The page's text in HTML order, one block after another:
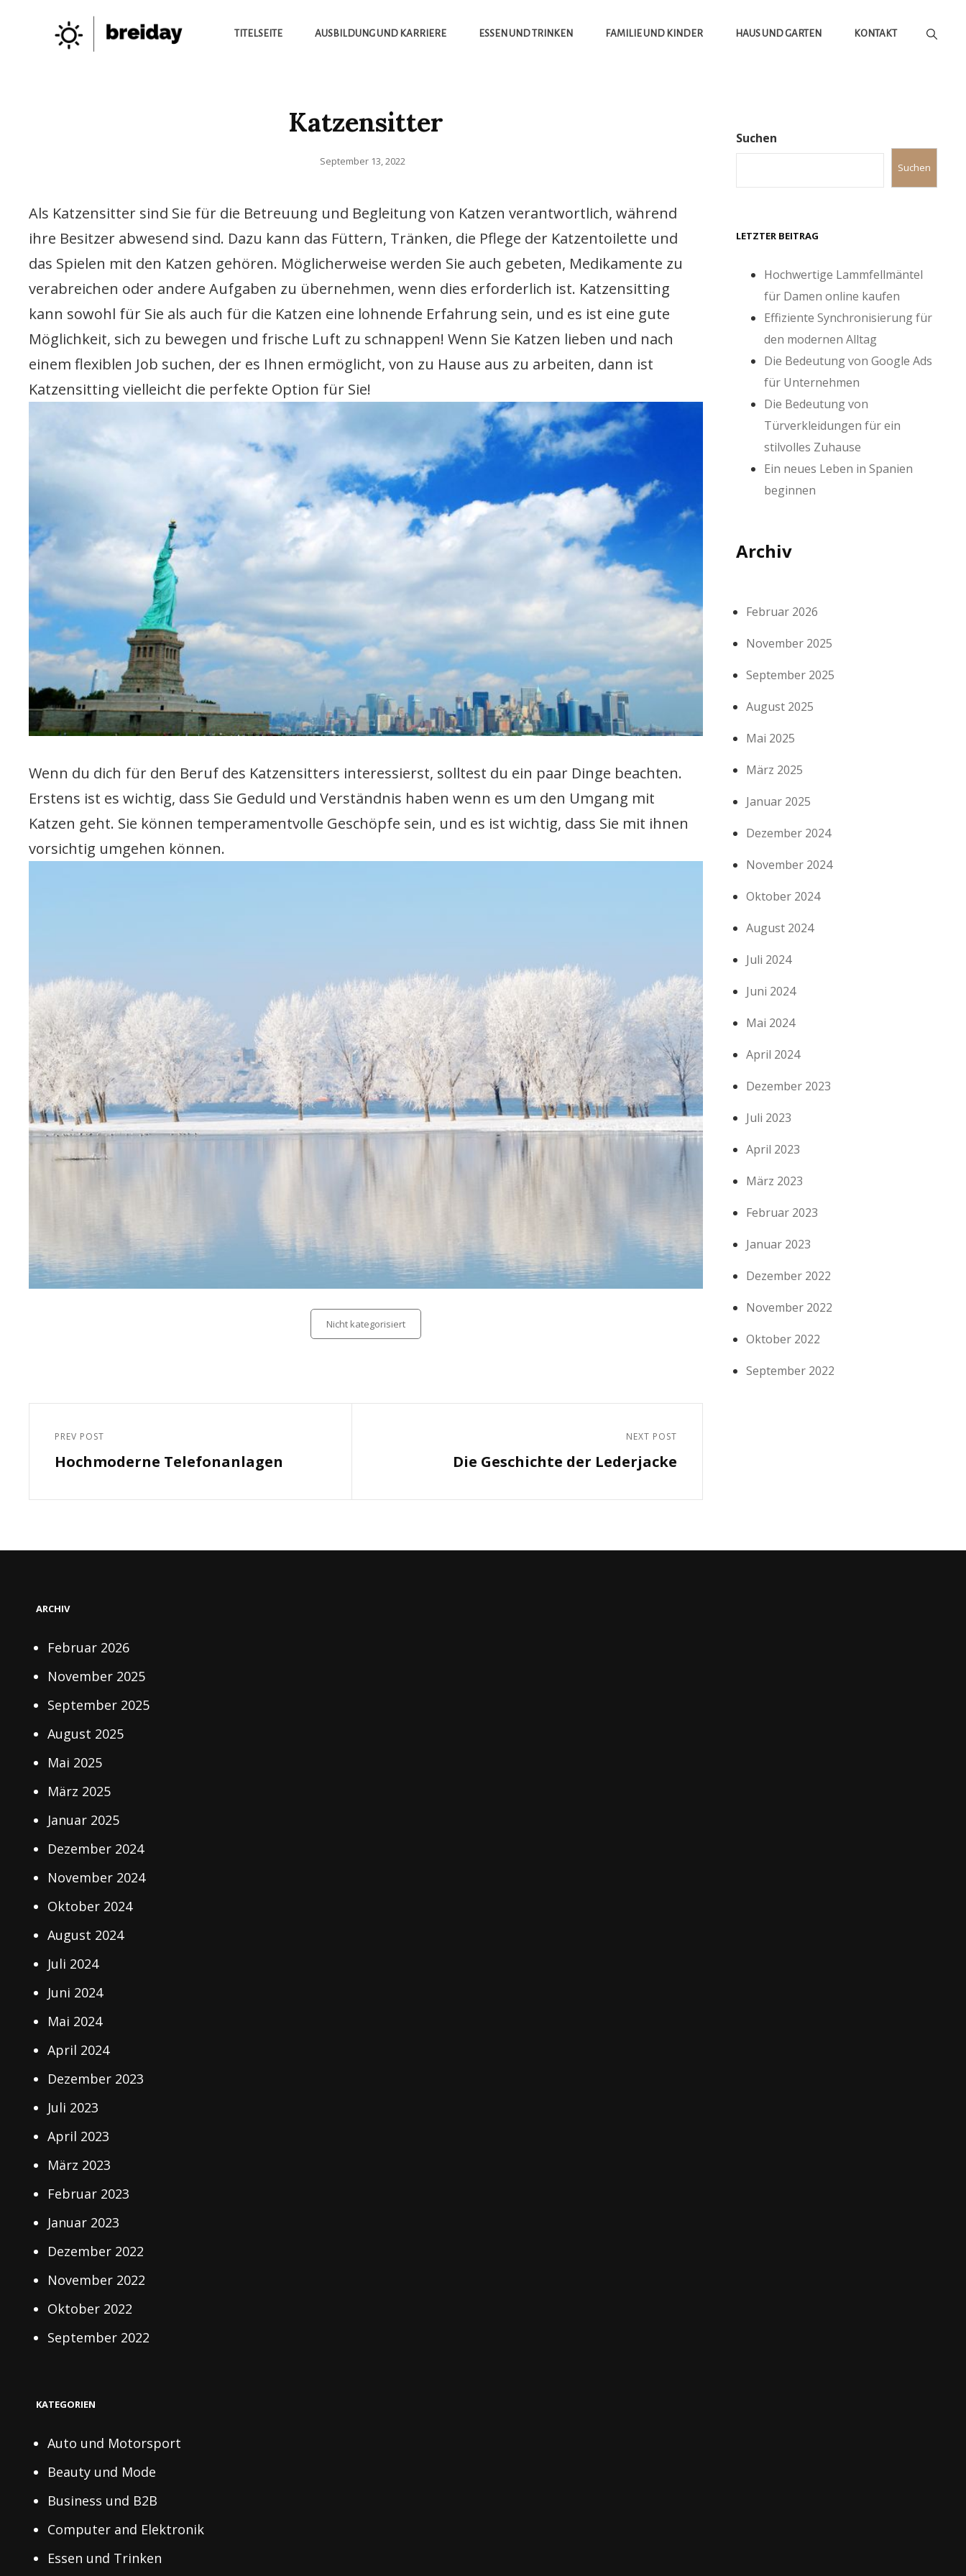
Die Besten Neuigkeiten
TITELSEITE AUSBILDUNG UND KARRIERE ESSEN UND TRINKEN FAMILIE UND KINDER HAUS UND GARTEN KONTAKT
Katzensitter
Posted
September 13, 2022
Als Katzensitter sind Sie für die Betreuung und Begleitung von Katzen verantwortlich, während
ihre Besitzer abwesend sind. Dazu kann das Füttern, Tränken, die Pflege der Katzentoilette und
das Spielen mit den Katzen gehören. Möglicherweise werden Sie auch gebeten, Medikamente zu
verabreichen oder andere Aufgaben zu übernehmen, wenn dies erforderlich ist. Katzensitting
kann sowohl für Sie als auch für die Katzen eine lohnende Erfahrung sein, und es ist eine gute
Möglichkeit, sich zu bewegen und frische Luft zu schnappen! Wenn Sie Katzen lieben und nach
einem flexiblen Job suchen, der es Ihnen ermöglicht, von zu Hause aus zu arbeiten, dann ist
Katzensitting vielleicht die perfekte Option für Sie!
Wenn du dich für den Beruf des Katzensitters interessierst, solltest du ein paar Dinge beachten.
Erstens ist es wichtig, dass Sie Geduld und Verständnis haben wenn es um den Umgang mit
Katzen geht. Sie können temperamentvolle Geschöpfe sein, und es ist wichtig, dass Sie mit ihnen
vorsichtig umgehen können.
Categories
Nicht kategorisiert
Previous
Post
PREV POST
Hochmoderne Telefonanlagen
NEXT POST
Die Geschichte der Lederjacke
Suchen
Suchen
LETZTER BEITRAG
Hochwertige Lammfellmäntel
für Damen online kaufen
Effiziente Synchronisierung für
den modernen Alltag
Die Bedeutung von Google Ads
für Unternehmen
Die Bedeutung von
Türverkleidungen für ein
stilvolles Zuhause
Ein neues Leben in Spanien
beginnen
Archiv
Februar 2026
November 2025
September 2025
August 2025
Mai 2025
März 2025
Januar 2025
Dezember 2024
November 2024
Oktober 2024
August 2024
Juli 2024
Juni 2024
Mai 2024
April 2024
Dezember 2023
Juli 2023
April 2023
März 2023
Februar 2023
Januar 2023
Dezember 2022
November 2022
Oktober 2022
September 2022
ARCHIV
Februar 2026
November 2025
September 2025
August 2025
Mai 2025
März 2025
Januar 2025
Dezember 2024
November 2024
Oktober 2024
August 2024
Juli 2024
Juni 2024
Mai 2024
April 2024
Dezember 2023
Juli 2023
April 2023
März 2023
Februar 2023
Januar 2023
Dezember 2022
November 2022
Oktober 2022
September 2022
KATEGORIEN
Auto und Motorsport
Beauty und Mode
Business und B2B
Computer and Elektronik
Essen und Trinken